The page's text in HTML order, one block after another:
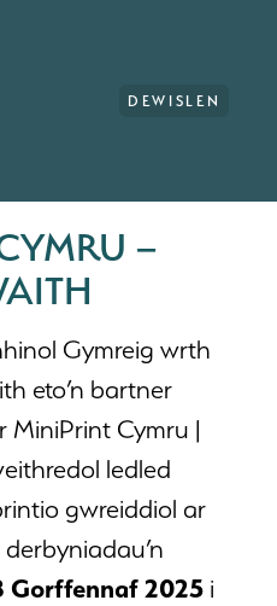
DEWISLEN
–
Gymreig wrth
eto’n bartner
Cymru |
ledled
gwreiddiol ar
Gorffennaf 2025 i